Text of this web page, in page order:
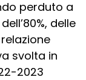
perduto a
delle
svolta in
2023